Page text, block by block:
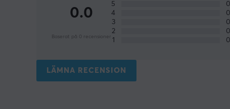
0.0
Baserat på 0 recensioner
5
4
3
2
1
LÄMNA RECENSION